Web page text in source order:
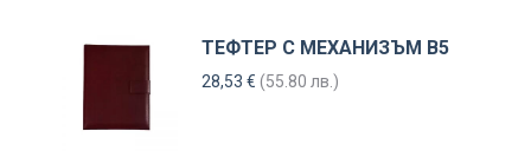
ТЕФТЕР С МЕХАНИЗЪМ В5
28,53 € (55.80 лв.)